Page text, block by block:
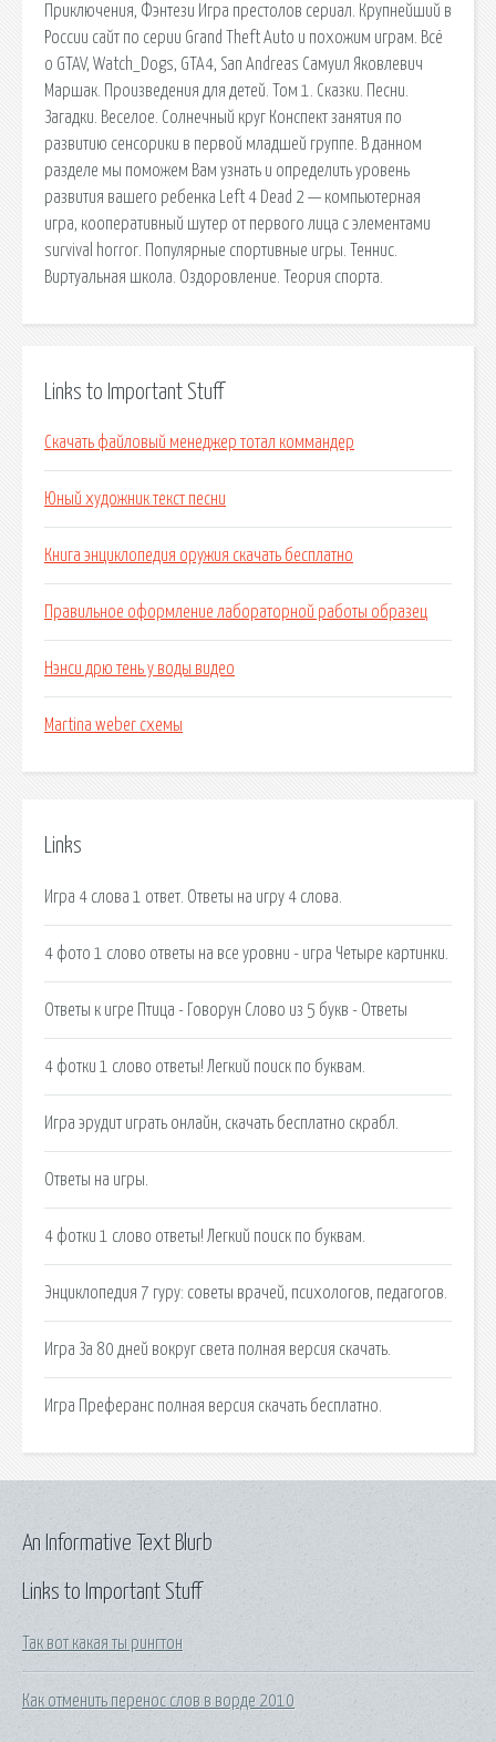
Приключения, Фэнтези Игра престолов сериал. Крупнейший в
России сайт по серии Grand Theft Auto и похожим играм. Всё
о GTAV, Watch_Dogs, GTA4, San Andreas Самуил Яковлевич
Маршак. Произведения для детей. Том 1. Сказки. Песни.
Загадки. Веселое. Солнечный круг Конспект занятия по
развитию сенсорики в первой младшей группе. В данном
разделе мы поможем Вам узнать и определить уровень
развития вашего ребенка Left 4 Dead 2 — компьютерная
игра, кооперативный шутер от первого лица с элементами
survival horror. Популярные спортивные игры. Теннис.
Виртуальная школа. Оздоровление. Теория спорта.
Links to Important Stuff
Скачать файловый менеджер тотал коммандер
Юный художник текст песни
Книга энциклопедия оружия скачать бесплатно
Правильное оформление лабораторной работы образец
Нэнси дрю тень у воды видео
Martina weber схемы
Links
Игра 4 слова 1 ответ. Ответы на игру 4 слова.
4 фото 1 слово ответы на все уровни - игра Четыре картинки.
Ответы к игре Птица - Говорун Слово из 5 букв - Ответы
4 фотки 1 слово ответы! Легкий поиск по буквам.
Игра эрудит играть онлайн, скачать бесплатно скрабл.
Ответы на игры.
4 фотки 1 слово ответы! Легкий поиск по буквам.
Энциклопедия 7 гуру: советы врачей, психологов, педагогов.
Игра За 80 дней вокруг света полная версия скачать.
Игра Преферанс полная версия скачать бесплатно.
Links to Important Stuff
Так вот какая ты рингтон
Как отменить перенос слов в ворде 2010
An Informative Text Blurb